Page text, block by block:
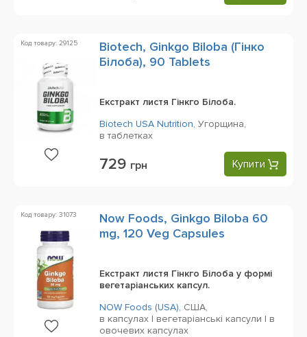
Код товару: 29125
Biotech, Ginkgo Biloba (Гінко
Білоба), 90 Tablets
Екстракт листя Гінкго Білоба.
Biotech USA Nutrition, Угорщина,
в таблетках
729 грн Купити
Код товару: 31073
Now Foods, Ginkgo Biloba 60
mg, 120 Veg Capsules
Екстракт листя Гінкго Білоба у формі
вегетаріанських капсул.
NOW Foods (USA), США,
в капсулах | вегетаріанські капсули | в
овочевих капсулах